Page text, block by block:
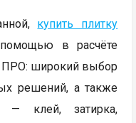
купить плитку
в расчёте
ПРО: широкий выбор
решений, а также
— клей, затирка,